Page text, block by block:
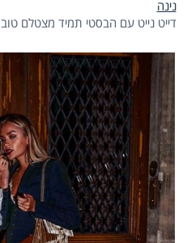
נינה
דייט נייט עם הבסטי תמיד מצטלם טוב